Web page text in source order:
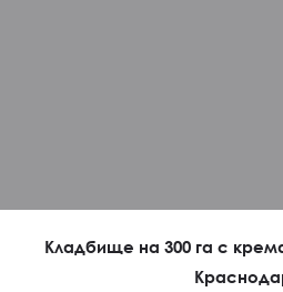
Кладбище на 300 га с